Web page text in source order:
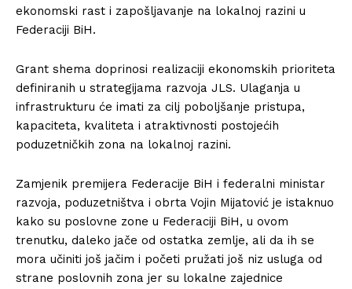
ekonomski rast i zapošljavanje na lokalnoj razini u
Federaciji BiH.
Grant shema doprinosi realizaciji ekonomskih prioriteta
definiranih u strategijama razvoja JLS. Ulaganja u
infrastrukturu će imati za cilj poboljšanje pristupa,
kapaciteta, kvaliteta i atraktivnosti postojećih
poduzetničkih zona na lokalnoj razini.
Zamjenik premijera Federacije BiH i federalni ministar
razvoja, poduzetništva i obrta Vojin Mijatović je istaknuo
kako su poslovne zone u Federaciji BiH, u ovom
trenutku, daleko jače od ostatka zemlje, ali da ih se
mora učiniti još jačim i početi pružati još niz usluga od
strane poslovnih zona jer su lokalne zajednice